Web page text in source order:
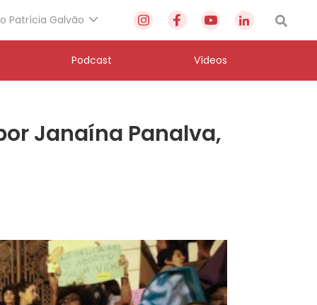
Patrícia Galvão
Podcast Vídeos
Janaína Panalva,